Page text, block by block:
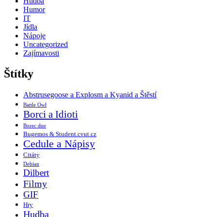
Humor
IT
Jídla
Nápoje
Uncategorized
Zajímavosti
Štítky
Abstrusegoose a Explosm a Kyanid a Štěstí
Battle Owl
Borci a Idioti
Borec dne
Bugemos & Student.cvut.cz
Cedule a Nápisy
Citáty
Debian
Dilbert
Filmy
GIF
Hry
Hudba